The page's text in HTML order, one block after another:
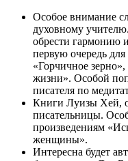
Особое внимание
духовному
обрести гармонию
первую очередь
«Горчичное
жизни». Особой
писателя по
Книги Луизы Хей,
писательницы.
произведениям
женщины».
Интересна будет